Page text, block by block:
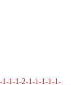
1-1-2-1-1-1-1-1-